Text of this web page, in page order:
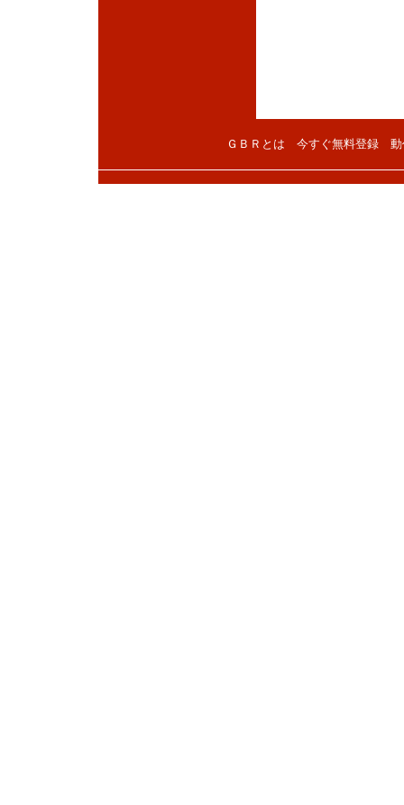
ＧＢＲとは 今すぐ無料登録